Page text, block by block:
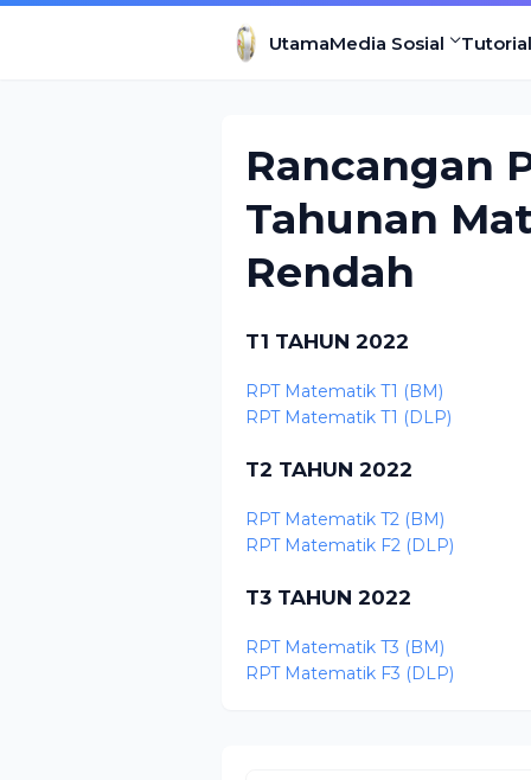
UtamaMedia Sosial
Rancangan
Tahunan
Rendah
T1 TAHUN 2022
RPT Matematik T1 (BM)
RPT Matematik T1 (DLP)
T2 TAHUN 2022
RPT Matematik T2 (BM)
RPT Matematik F2 (DLP)
T3 TAHUN 2022
RPT Matematik T3 (BM)
RPT Matematik F3 (DLP)